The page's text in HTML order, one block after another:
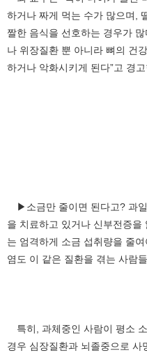
하거나 짜게 먹는 수가 많으며,
짤한 음식을 선호하는 경우가
나 위장질환 뿐 아니라 뼈의 건
하거나 악화시키게 된다”고 경고
▶소금만 줄이면 된다고? 과
을 치료하고 있거나 신부전증을
는 엄격하게 소금 섭취량을 줄
염도 이 같은 질환을 겪는 사람
특히, 과체중인 사람이 평소
경우 심장질환과 뇌졸중으로 사